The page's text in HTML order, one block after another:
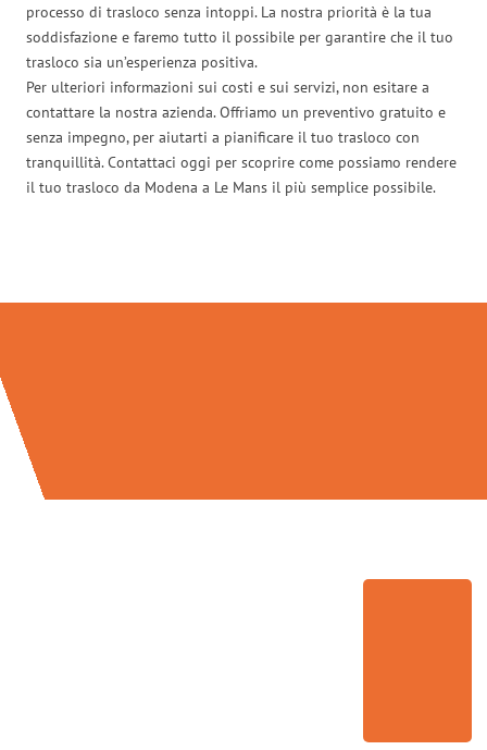
processo di trasloco senza intoppi. La nostra priorità è la tua
soddisfazione e faremo tutto il possibile per garantire che il tuo
trasloco sia un’esperienza positiva.
Per ulteriori informazioni sui costi e sui servizi, non esitare a
contattare la nostra azienda. Offriamo un preventivo gratuito e
senza impegno, per aiutarti a pianificare il tuo trasloco con
tranquillità. Contattaci oggi per scoprire come possiamo rendere
il tuo trasloco da Modena a Le Mans il più semplice possibile.